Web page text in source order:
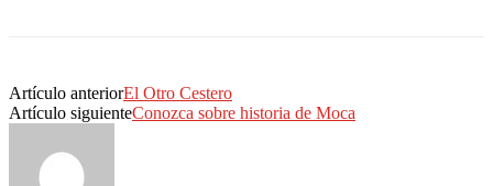
Artículo anteriorEl Otro Cestero
Artículo siguienteConozca sobre historia de Moca